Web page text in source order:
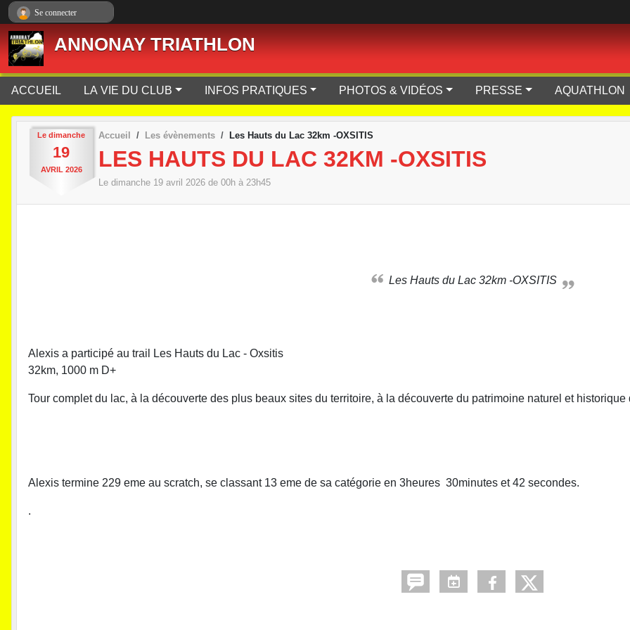
ANNONAY TRIATHLON
ACCUEIL LA VIE DU CLUB INFOS PRATIQUES PHOTOS & VIDÉOS PRESSE AQUATHLON
Le dimanche
19
AVRIL 2026
Accueil Les évènements Les Hauts du Lac 32km -OXSITIS
LES HAUTS DU LAC 32KM -OXSITIS
Le dimanche 19 avril 2026 de 00h à 23h45
Les Hauts du Lac 32km -OXSITIS
Alexis a participé au trail Les Hauts du Lac - Oxsitis
32km, 1000 m D+
Tour complet du lac, à la découverte des plus beaux sites du territoire, à la découverte du patrimoine naturel et historique
Alexis termine 229 eme au scratch, se classant 13 eme de sa catégorie en 3heures 30minutes et 42 secondes.
.
Se connecter
Panneau de gestion des cookies